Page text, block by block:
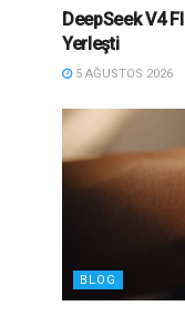
DeepSeek V4
Yerleşti
5 AĞUSTOS 2026
BLOG